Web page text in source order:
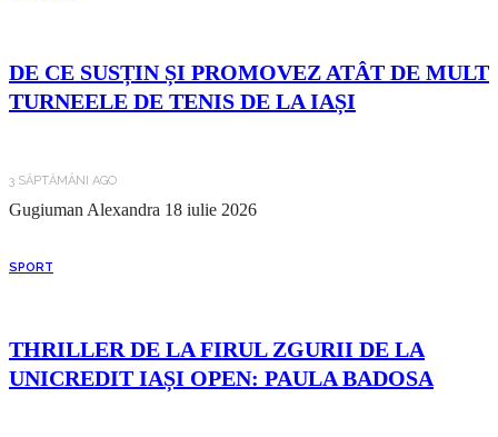
DE CE SUSȚIN ȘI PROMOVEZ ATÂT DE MULT
TURNEELE DE TENIS DE LA IAȘI
3 SĂPTĂMÂNI AGO
Gugiuman Alexandra 18 iulie 2026
SPORT
THRILLER DE LA FIRUL ZGURII DE LA
UNICREDIT IAȘI OPEN: PAULA BADOSA